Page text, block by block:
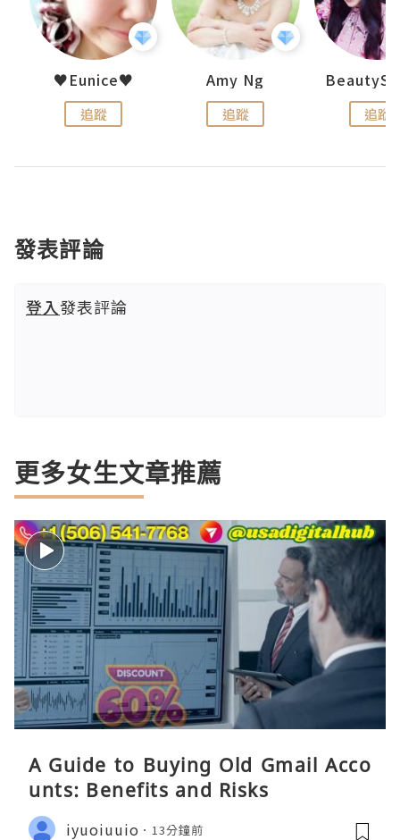
♥Eunice♥
追蹤
Amy Ng
追蹤 追蹤
發表評論
登入發表評論
更多女生文章推薦
A Guide to Buying Old Gmail Acco
unts: Benefits and Risks
iyuoiuuio 13分鐘前